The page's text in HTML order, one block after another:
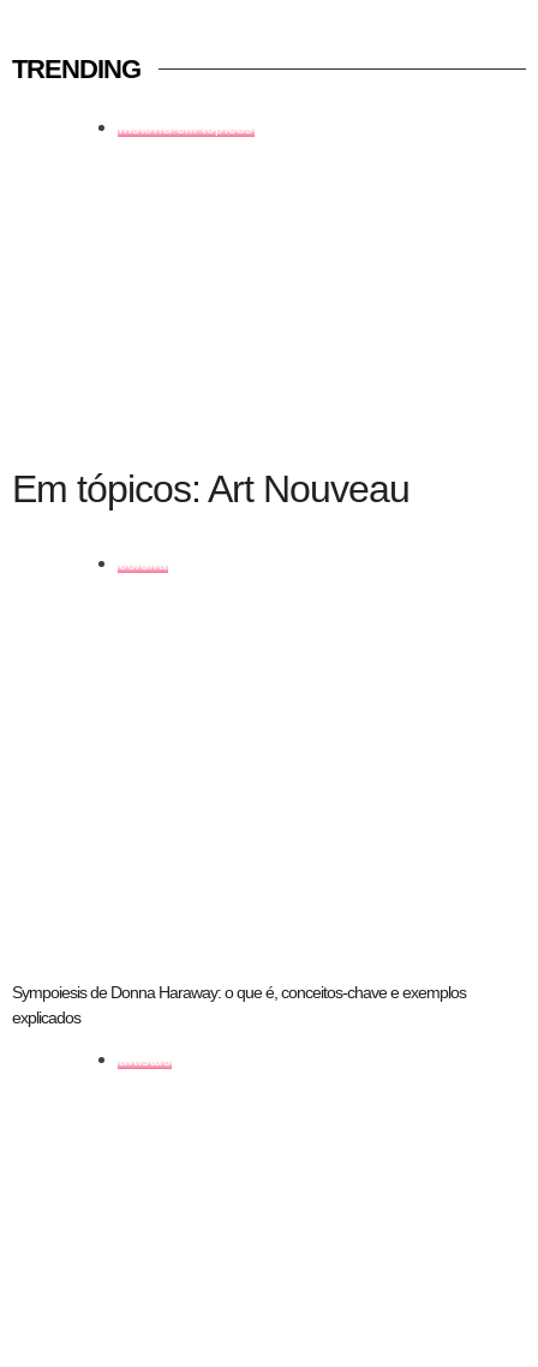
TRENDING
história em tópicos
Em tópicos: Art Nouveau
coluna
Sympoiesis de Donna Haraway: o que é, conceitos-chave e exemplos
explicados
artistas